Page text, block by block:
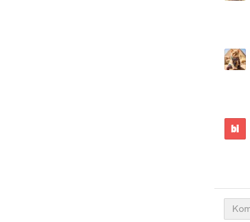
bi